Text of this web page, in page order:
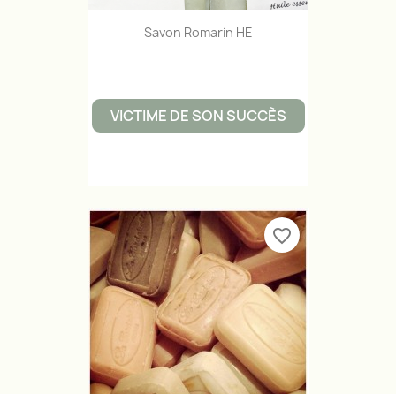
Savon Romarin HE
VICTIME DE SON SUCCÈS
favorite_border